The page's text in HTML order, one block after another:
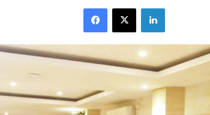
Facebook
X LinkedIn